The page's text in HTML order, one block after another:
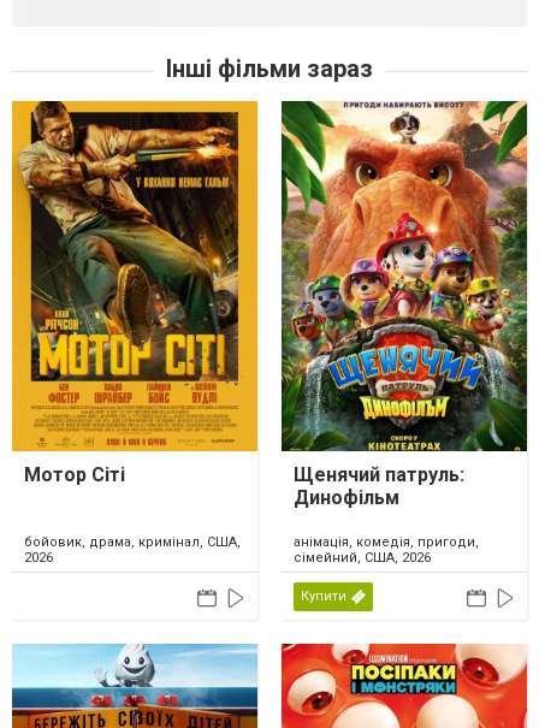
Інші фільми зараз
Мотор Сіті
бойовик, драма, кримінал, США,
2026
Щенячий патруль:
Динофільм
анімація, комедія, пригоди,
сімейний, США, 2026
Купити